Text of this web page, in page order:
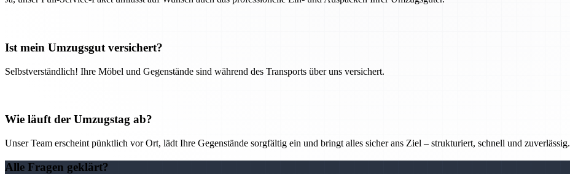
Ist mein Umzugsgut versichert?
Selbstverständlich! Ihre Möbel und Gegenstände sind während des Transports über uns versichert.
Wie läuft der Umzugstag ab?
Unser Team erscheint pünktlich vor Ort, lädt Ihre Gegenstände sorgfältig ein und bringt alles sicher ans Ziel – strukturiert, schnell und zuverlässig.
Alle Fragen geklärt?